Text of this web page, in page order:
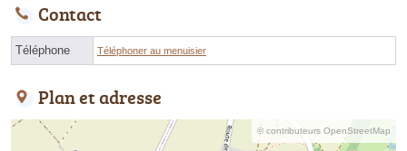
Contact
Téléphone Téléphoner au menuisier
Plan et adresse
© contributeurs OpenStreetMap